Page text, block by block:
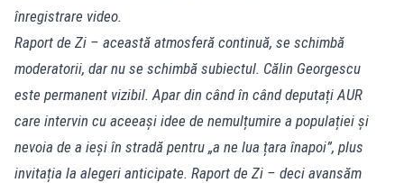
înregistrare video.
Raport de Zi – această atmosferă continuă, se schimbă
moderatorii, dar nu se schimbă subiectul. Călin Georgescu
este permanent vizibil. Apar din când în când deputați AUR
care intervin cu aceeași idee de nemulțumire a populației și
nevoia de a ieși în stradă pentru „a ne lua țara înapoi”, plus
invitația la alegeri anticipate. Raport de Zi – deci avansăm